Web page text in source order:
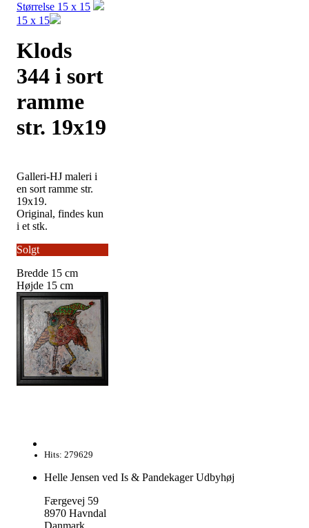
Størrelse 15 x 15
15 x 15
Klods
344 i sort
ramme
str. 19x19
Galleri-HJ maleri i
en sort ramme str.
19x19.
Original, findes kun
i et stk.
Solgt
Bredde 15 cm
Højde 15 cm
Hits: 279629
Helle Jensen ved Is & Pandekager Udbyhøj
Færgevej 59
8970 Havndal